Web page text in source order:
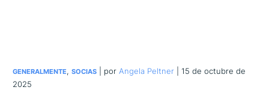
GENERALMENTE,SOCIAS | por Angela Peltner | 15 de octubre de
2025